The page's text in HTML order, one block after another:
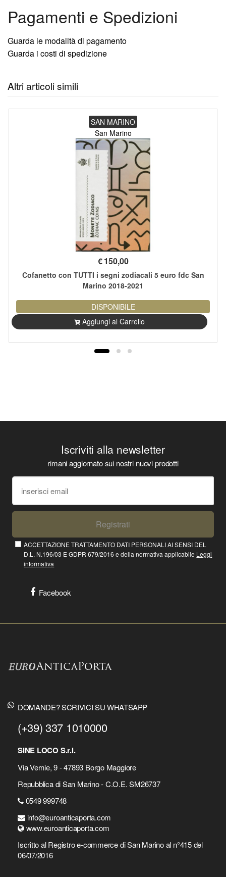
Pagamenti e Spedizioni
Guarda le modalità di pagamento
Guarda i costi di spedizione
Altri articoli simili
SAN MARINO
San Marino
€150,00
Cofanetto con TUTTI i segni zodiacali 5 euro fdc San
Marino 2018-2021
DISPONIBILE
Aggiungi al Carrello
Iscriviti alla newsletter
rimani aggiornato sui nostri nuovi prodotti
Registrati
ACCETTAZIONE TRATTAMENTO DATI PERSONALI AI SENSI DEL
D.L. N.196/03 E GDPR 679/2016 e della normativa applicabile Leggi
informativa
Facebook
DOMANDE? SCRIVICI SU WHATSAPP
(+39) 337 1010000
SINE LOCO S.r.l.
Via Vernie, 9 - 47893 Borgo Maggiore
Repubblica di San Marino - C.O.E. SM26737
0549 999748
info@euroanticaporta.com
www.euroanticaporta.com
Iscritto al Registro e-commerce di San Marino al n°415 del
06/07/2016